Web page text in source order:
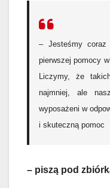
– Jesteśmy coraz
pierwszej pomocy
Liczymy, że
najmniej, ale
wyposażeni w
i skuteczną pomoc
– piszą pod